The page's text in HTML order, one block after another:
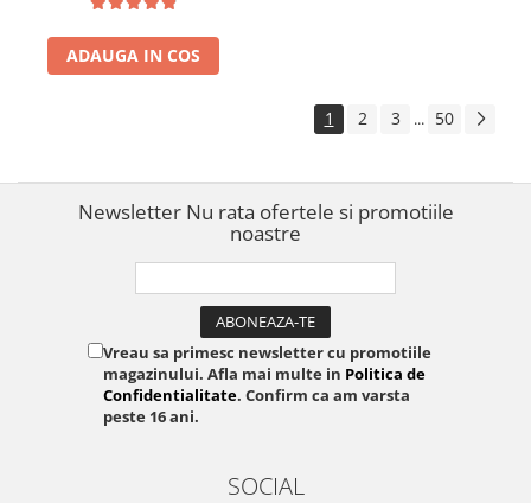
ADAUGA IN COS
1 2 3 ... 50
Newsletter Nu rata ofertele si promotiile
noastre
Vreau sa primesc newsletter cu promotiile
magazinului. Afla mai multe in Politica de
Confidentialitate. Confirm ca am varsta
peste 16 ani.
SOCIAL